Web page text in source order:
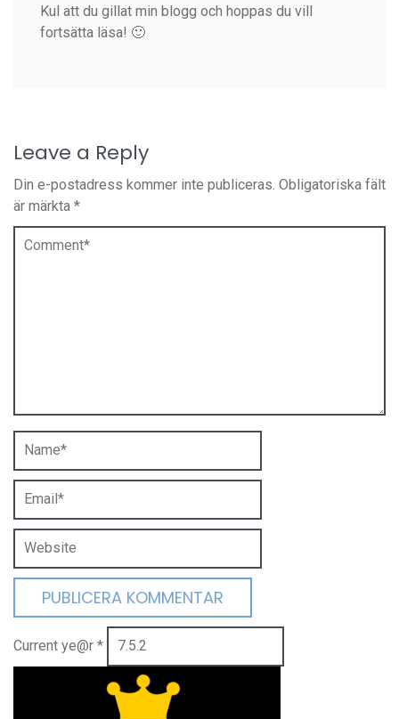
Kul att du gillat min blogg och hoppas du vill
fortsätta läsa! 🙂
Leave a Reply
Din e-postadress kommer inte publiceras. Obligatoriska fält
är märkta *
Current ye@r *